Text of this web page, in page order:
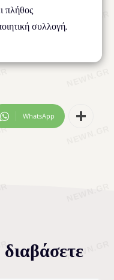
πλήθος
συλλογή.
WhatsApp